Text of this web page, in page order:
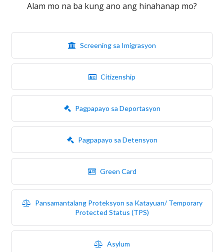
Alam mo na ba kung ano ang hinahanap mo?
Screening sa Imigrasyon
Citizenship
Pagpapayo sa Deportasyon
Pagpapayo sa Detensyon
Green Card
Pansamantalang Proteksyon sa Katayuan/ Temporary
Protected Status (TPS)
Asylum